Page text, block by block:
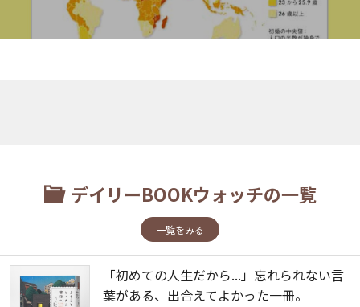
デイリーBOOKウォッチの一覧
一覧をみる
「初めての人生だから...」忘れられない言
葉がある、出合えてよかった一冊。